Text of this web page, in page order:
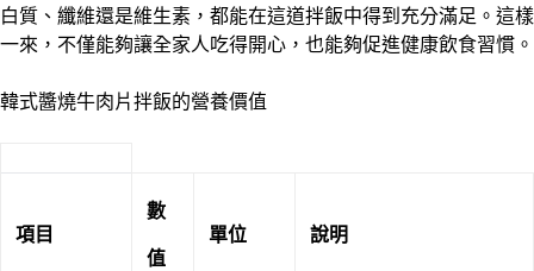
白質、纖維還是維生素，都能在這道拌飯中得到充分滿足。這樣
一來，不僅能夠讓全家人吃得開心，也能夠促進健康飲食習慣。
韓式醬燒牛肉片拌飯的營養價值
項目
數
值
單位 說明